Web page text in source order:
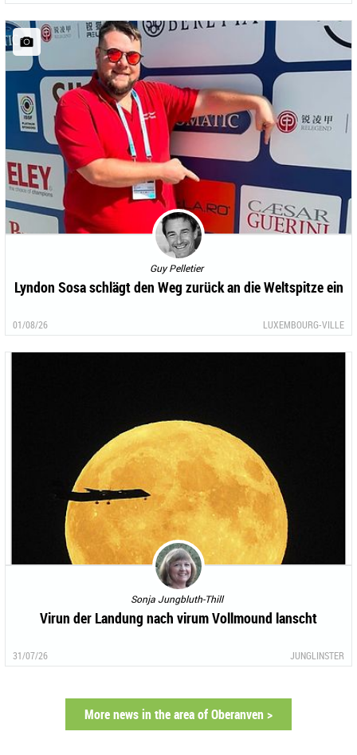
Guy Pelletier
Lyndon Sosa schlägt den Weg zurück an die Weltspitze ein
01/08/26 LUXEMBOURG-VILLE
Sonja Jungbluth-Thill
Virun der Landung nach virum Vollmound lanscht
31/07/26 JUNGLINSTER
More news in the area of Oberanven >